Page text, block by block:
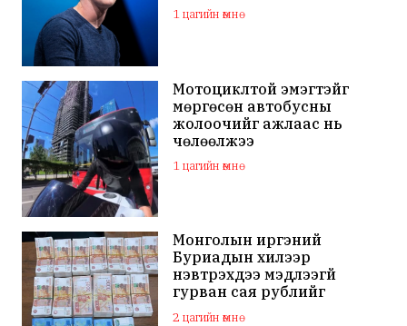
1 цагийн өмнө
Мотоциклтой эмэгтэйг
мөргөсөн автобусны
жолоочийг ажлаас нь
чөлөөлжээ
1 цагийн өмнө
Монголын иргэний
Буриадын хилээр
нэвтрэхдээ мэдүүлээгүй
гурван сая рублийг
хураажээ
2 цагийн өмнө